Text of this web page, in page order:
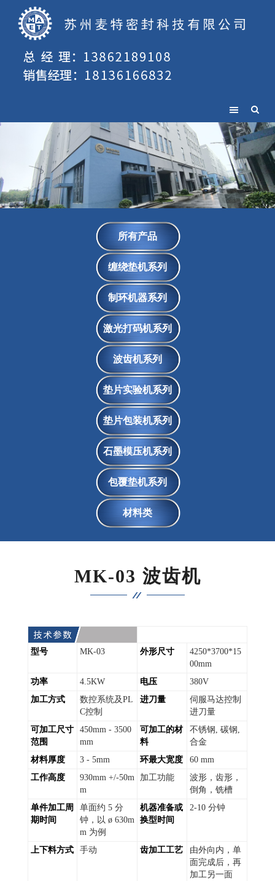
所有产品
缠绕垫机系列
制环机器系列
激光打码机系列
波齿机系列
垫片实验机系列
垫片包装机系列
石墨模压机系列
包覆垫机系列
材料类
MK-03 波齿机
型号 MK-03 外形尺寸
4250*3700*15
00mm
功率
4.5KW 电压
380V
加工方式
数控系统及PL
C控制
进刀量
伺服马达控制
进刀量
可加工尺寸
范围
450mm - 3500
mm
可加工的材
料
不锈钢, 碳钢,
合金
材料厚度
3 - 5mm 环最大宽度
60 mm
工作高度
930mm +/-50m
m
加工功能
波形，齿形，
倒角，铣槽
单件加工周
期时间
单面约 5 分
钟，以 ø 630m
m 为例
机器准备或
换型时间
2-10 分钟
上下料方式 手动 齿加工工艺
由外向内，单
面完成后，再
加工另一面